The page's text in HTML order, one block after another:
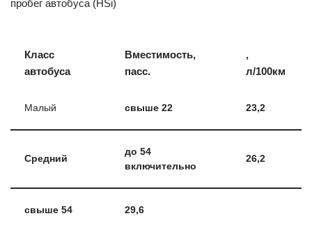
пробег автобуса (HSi)
Класс
автобуса
Вместимость,
пасс.
,
л/100км
Малый свыше 22 23,2
Средний
до 54
включительно
26,2
свыше 54 29,6